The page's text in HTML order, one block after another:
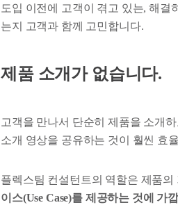
도입 이전에 고객이 겪고 있는, 해결
는지 고객과 함께 고민합니다.
제품 소개가 없습니다.
고객을 만나서 단순히 제품을 소개
소개 영상을 공유하는 것이 훨씬 효
플렉스팀 컨설턴트의 역할은 제품
이스(Use Case)를 제공하는 것에 가